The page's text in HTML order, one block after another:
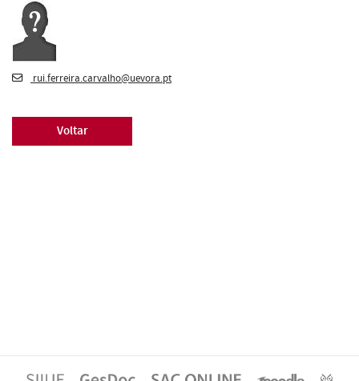
rui.ferreira.carvalho@uevora.pt
Voltar